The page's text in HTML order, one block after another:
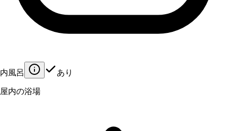
内風呂 あり
屋内の浴場